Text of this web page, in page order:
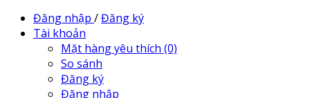
Đăng nhập /Đăng ký
Tài khoản
Mặt hàng yêu thích (0)
So sánh
Đăng ký
Đăng nhập